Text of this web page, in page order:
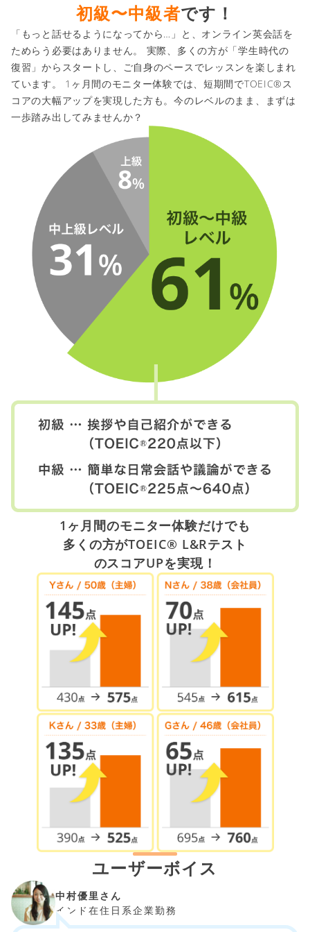
初級〜中級者です！
「もっと話せるようになってから…」と、オンライン英会話を
ためらう必要はありません。 実際、多くの方が「学生時代の
復習」からスタートし、ご自身のペースでレッスンを楽しまれ
ています。 1ヶ月間のモニター体験では、短期間でTOEIC®ス
コアの大幅アップを実現した方も。今のレベルのまま、まずは
一歩踏み出してみませんか？
1ヶ月間のモニター体験だけでも
多くの方がTOEIC® L&Rテスト
のスコアUPを実現！
ユーザーボイス
中村優里さん
インド在住日系企業勤務